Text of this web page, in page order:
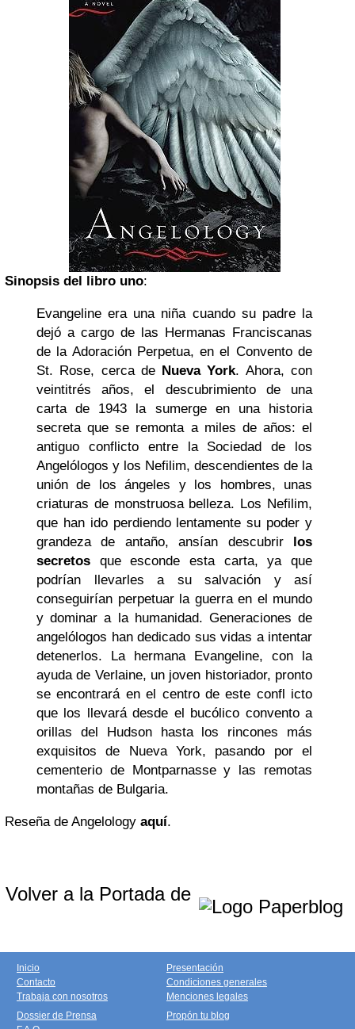
Sinopsis del libro uno:
Evangeline era una niña cuando su padre la
dejó a cargo de las Hermanas Franciscanas
de la Adoración Perpetua, en el Convento de
St. Rose, cerca de Nueva York. Ahora, con
veintitrés años, el descubrimiento de una
carta de 1943 la sumerge en una historia
secreta que se remonta a miles de años: el
antiguo conflicto entre la Sociedad de los
Angelólogos y los Nefilim, descendientes de la
unión de los ángeles y los hombres, unas
criaturas de monstruosa belleza. Los Nefilim,
que han ido perdiendo lentamente su poder y
grandeza de antaño, ansían descubrir
los
secretos que esconde esta carta, ya que
podrían llevarles a su salvación y así
conseguirían perpetuar la guerra en el mundo
y dominar a la humanidad. Generaciones de
angelólogos han dedicado sus vidas a intentar
detenerlos. La hermana Evangeline, con la
ayuda de Verlaine, un joven historiador, pronto
se encontrará en el centro de este confl icto
que los llevará desde el bucólico convento a
orillas del Hudson hasta los rincones más
exquisitos de Nueva York, pasando por el
cementerio de Montparnasse y las remotas
montañas de Bulgaria.
Reseña de Angelology aquí.
Volver a la Portada de
Inicio
Contacto
Trabaja con nosotros
Presentación
Condiciones generales
Menciones legales
Dossier de Prensa
Propón tu blog